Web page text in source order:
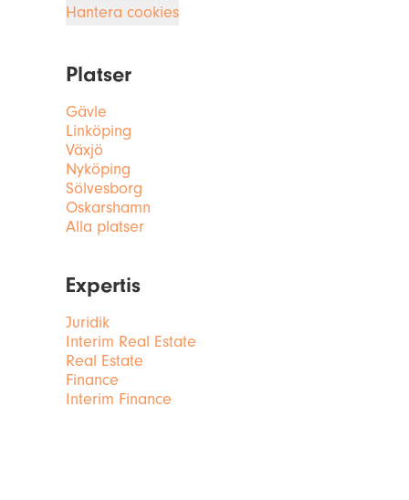
Hantera cookies
Platser
Gävle
Linköping
Växjö
Nyköping
Sölvesborg
Oskarshamn
Alla platser
Expertis
Juridik
Interim Real Estate
Real Estate
Finance
Interim Finance